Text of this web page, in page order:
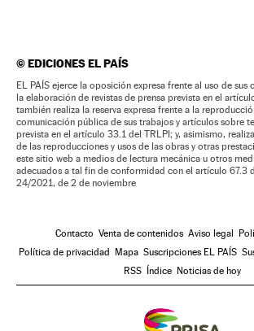
©EDICIONES EL PAÍS
EL PAÍS ejerce la oposición expresa frente al uso de sus
la elaboración de revistas de prensa prevista en el
también realiza la reserva expresa frente a la
comunicación pública de sus trabajos y artículos sobre
prevista en el artículo 33.1 del TRLPI; y, asimismo,
de las reproducciones y usos de las obras y otras
este sitio web a medios de lectura mecánica u otros
adecuados a tal fin de conformidad con el artículo 67.3
24/2021, de 2 de noviembre
Contacto Venta de contenidos Aviso legal
Política de privacidad Mapa Suscripciones EL PAÍS
RSS Índice Noticias de hoy